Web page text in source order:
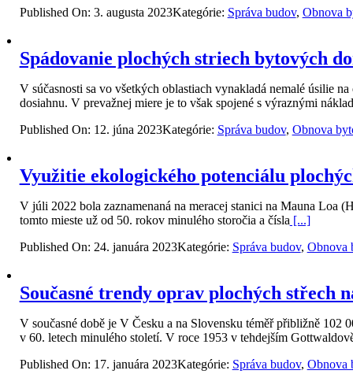
Published On: 3. augusta 2023Kategórie: Správa budov, Obnova
Spádovanie plochých striech bytových
V súčasnosti sa vo všetkých oblastiach vynakladá nemalé úsilie
dosiahnu. V prevažnej miere je to však spojené s výraznými
Published On: 12. júna 2023Kategórie: Správa budov, Obnova
Využitie ekologického potenciálu
V júli 2022 bola zaznamenaná na meracej stanici na Mauna Loa
tomto mieste už od 50. rokov minulého storočia a čísla [...]
Published On: 24. januára 2023Kategórie: Správa budov, Obnova
Současné trendy oprav plochých střech
V současné době je V Česku a na Slovensku téměř přibližně 102
v 60. letech minulého století. V roce 1953 v tehdejším
Published On: 17. januára 2023Kategórie: Správa budov, Obnova